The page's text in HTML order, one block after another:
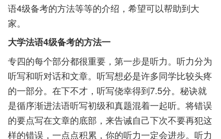
语4级备考的方法等等的介绍，希望可以帮助到大
家。
大学法语4级备考的方法一
专四的每个部分都很重要，第一步是听力。听力分为
听写和听对话和文章。听写想必是许多同学比较头疼
的一部分。在下不才，听写侥幸得到7.5分。秘诀就
是循序渐进法语听写初级和真题混着一起听。将错误
的要点写在文章的底部，来告诫自己下次不要再犯这
样的错误，一点点积累，你的听力一定会进步。听力